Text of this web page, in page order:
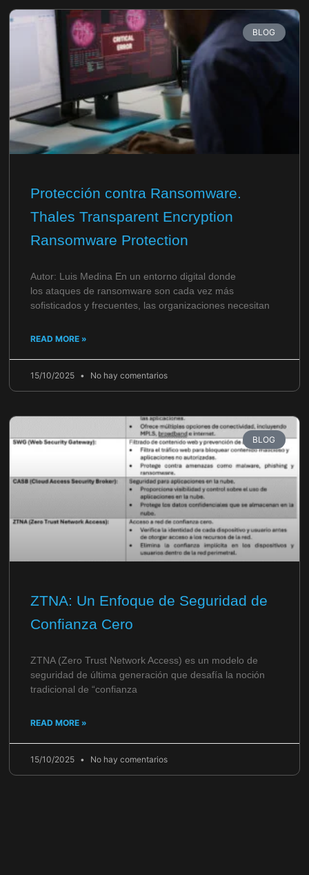
BLOG
Protección contra Ransomware.
Thales Transparent Encryption
Ransomware Protection
Autor: Luis Medina En un entorno digital donde
los ataques de ransomware son cada vez más
sofisticados y frecuentes, las organizaciones necesitan
READ MORE »
15/10/2025 No hay comentarios
BLOG
ZTNA: Un Enfoque de Seguridad de
Confianza Cero
ZTNA (Zero Trust Network Access) es un modelo de
seguridad de última generación que desafía la noción
tradicional de “confianza
READ MORE »
15/10/2025 No hay comentarios